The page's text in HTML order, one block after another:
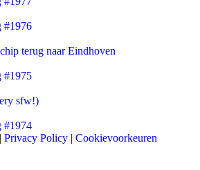
#1976
terug naar Eindhoven
#1975
sfw!)
#1974
| Privacy Policy | Cookievoorkeuren